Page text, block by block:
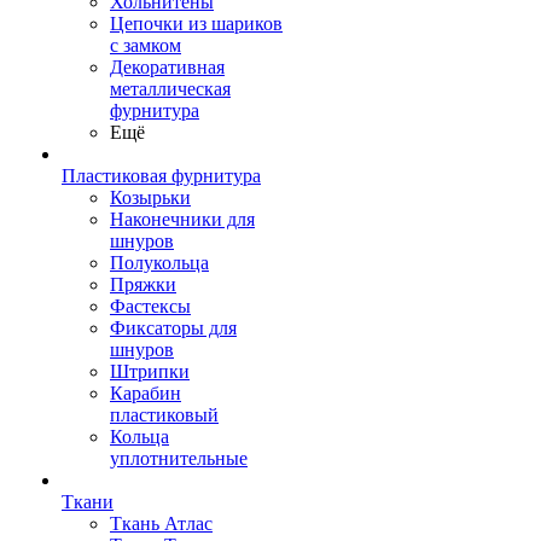
Цепочки из шариков
с замком
Декоративная
металлическая
фурнитура
Ещё
Пластиковая фурнитура
Козырьки
Наконечники для
шнуров
Полукольца
Пряжки
Фастексы
Фиксаторы для
шнуров
Штрипки
Карабин
пластиковый
Кольца
уплотнительные
Ткани
Ткань Атлас